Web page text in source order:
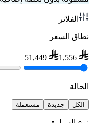
الفلاتر
نطاق السعر
1,556
51,449
الحالة
الكل جديدة مستعملة